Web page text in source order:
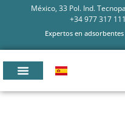
México, 33 Pol. Ind.
+34 977 317 111
Expertos en